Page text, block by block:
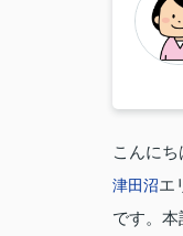
こんにち
津田沼エ
です。本